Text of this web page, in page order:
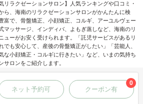
リラクゼーションサロン】人気ランキングや口コミ・
ら、海南のリラクゼーションサロンがかんたんに検
富で、骨盤矯正、小顔矯正、コルギ、アーユルヴェー
マッサージ、インディバ、よもぎ蒸しなど、海南のリ
ューがお安く受けられます。「託児サービスがあるリ
でも安心して、産後の骨盤矯正がしたい」「芸能人、
な小顔矯正・コルギに行きたい」など、いまの気持ち
サロンをご紹介します。
ネット予約可 クーポン有
0